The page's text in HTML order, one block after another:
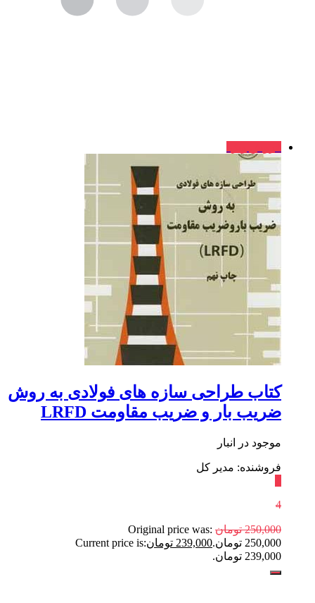
کتاب طراحی سازه های فولادی به روش
ضریب بار و ضریب مقاومت LRFD
موجود در انبار
فروشنده: مدیر کل
4
250,000 تومان Original price was:
250,000 تومان.
239,000 تومانCurrent price is:
239,000 تومان.